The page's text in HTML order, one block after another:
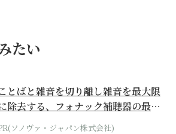
たい
ことばと雑音を切り離し雑音を最大限
除去する、フォナック補聴器の最上
位モデル
ソノヴァ・ジャパン株式会社)